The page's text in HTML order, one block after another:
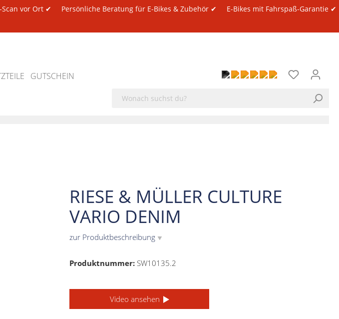
Scan vor Ort ✔ Persönliche Beratung für E-Bikes & Zubehör ✔
E-Bikes mit Fahrspaß-Garantie ✔
GUTSCHEIN
RIESE & MÜLLER CULTURE
VARIO DENIM
zur Produktbeschreibung ▼
Produktnummer: SW10135.2
Video ansehen